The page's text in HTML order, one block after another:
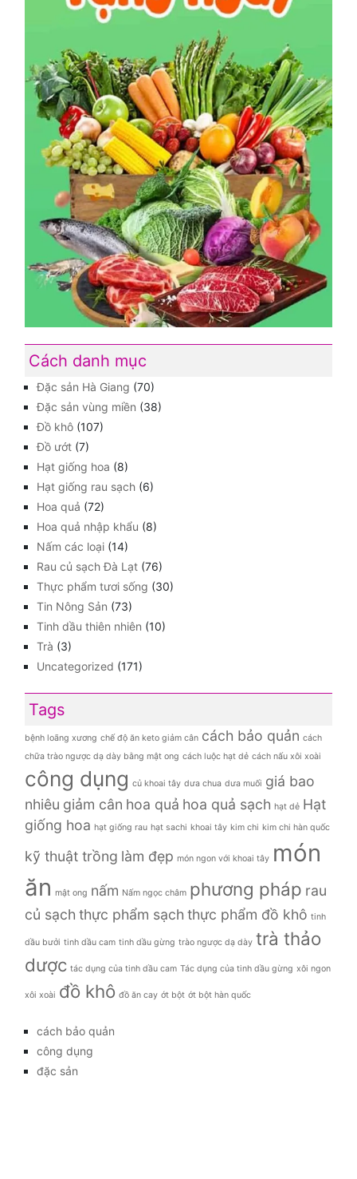
Cách danh mục
Đặc sản Hà Giang (70)
Đặc sản vùng miền (38)
Đồ khô (107)
Đồ ướt (7)
Hạt giống hoa (8)
Hạt giống rau sạch (6)
Hoa quả (72)
Hoa quả nhập khẩu (8)
Nấm các loại (14)
Rau củ sạch Đà Lạt (76)
Thực phẩm tươi sống (30)
Tin Nông Sản (73)
Tinh dầu thiên nhiên (10)
Trà (3)
Uncategorized (171)
Tags
bệnh loãng xương chế độ ăn keto giảm cân cách bảo quản cách
chữa trào ngược dạ dày bằng mật ong cách luộc hạt dẻ cách nấu xôi xoài
công dụng củ khoai tây dưa chua dưa muối giá bao
nhiêu giảm cân hoa quả hoa quả sạch hạt dẻ Hạt
giống hoa hạt giống rau hạt sachi khoai tây kim chi kim chi hàn quốc
kỹ thuật trồng làm đẹp món ngon với khoai tây món
ăn mật ong nấm Nấm ngọc châm phương pháp rau
củ sạch thực phẩm sạch thực phẩm đồ khô tinh
dầu bưởi tinh dầu cam tinh dầu gừng trào ngược dạ dày trà thảo
dược tác dụng của tinh dầu cam Tác dụng của tinh dầu gừng xôi ngon
xôi xoài đồ khô đồ ăn cay ớt bột ớt bột hàn quốc
cách bảo quản
công dụng
đặc sản